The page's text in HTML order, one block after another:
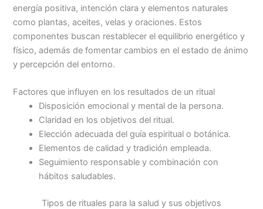
energía positiva, intención clara y elementos naturales
como plantas, aceites, velas y oraciones. Estos
componentes buscan restablecer el equilibrio energético y
físico, además de fomentar cambios en el estado de ánimo
y percepción del entorno.
Factores que influyen en los resultados de un ritual
Disposición emocional y mental de la persona.
Claridad en los objetivos del ritual.
Elección adecuada del guía espiritual o botánica.
Elementos de calidad y tradición empleada.
Seguimiento responsable y combinación con
hábitos saludables.
Tipos de rituales para la salud y sus objetivos